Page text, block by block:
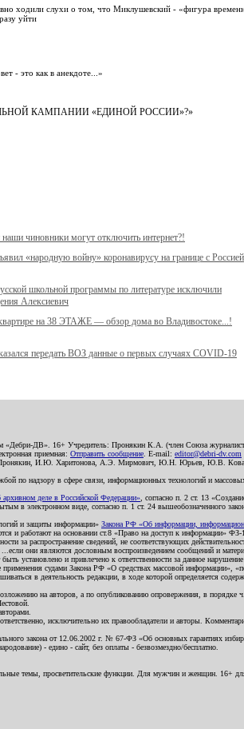
ходили слухи о том, что Миклушевский - «фигура
уйти
- это как в анекдоте...»
КАМПАНИИ «ЕДИНОЙ РОССИИ»?»
чиновники могут отключить интернет?!
«народную войну» коронавирусу на границе с Россией
школьной программы по литературе исключили
Алексиевич
на 38 ЭТАЖЕ — обзор дома во Владивостоке...!
передать ВОЗ данные о первых случаях COVID-19
«Дебри-ДВ». 16+ Учредитель: Пронякин К.А. (член Союза
приемная: Отправить сообщение . E-mail: editor@debri-dv.com
К.А. Пронякин, И.Ю. Харитонова, А.Э. Мирмович, Ю.Н. Юрьев,
по надзору в сфере связи, информационных технологий и
деле в Российской Федерации» , согласно п. 2 ст. 13
в электронном виде, согласно п. 1 ст. 24 вышеобозначенного
и защиты информации» Закона РФ «Об информации,
и работают на основании ст.8 «Право на доступ к информации» ФЗ-
за распространение сведений, не соответствующих
они являются дословным воспроизведением сообщений и
установлено и привлечено к ответственности за данное
судами Закона РФ «О средствах массовой информации»,
в деятельность редакции, в ходе которой определяется
на авторов, а по опубликованию опровержения, в порядке
исключительно их правообладатели и авторы.
закона от 12.06.2002 г. № 67-ФЗ «Об основных гарантиях
- едино - сайт, без оплаты - безвозмездно/бесплатно.
темы, просветительские функции. Для мужчин и женщин. 16+